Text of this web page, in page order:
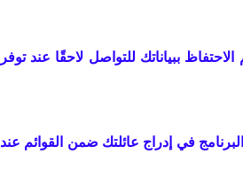
ببياناتك للتواصل لاحقًا عند توفر
في إدراج عائلتك ضمن القوائم عند